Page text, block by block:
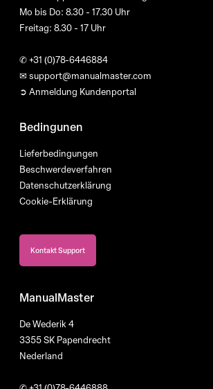
Mo bis Do: 8.30 - 17.30 Uhr
Freitag: 8.30 - 17 Uhr
✆+31 (0)78-6446884
✉ support@manualmaster.com
➲ Anmeldung Kundenportal
Bedingunen
Lieferbedingungen
Beschwerdeverfahren
Datenschutzerklärung
Cookie-Erklärung
Kontakt Support
ManualMaster
De Wederik 4
3355 SK Papendrecht
Nederland